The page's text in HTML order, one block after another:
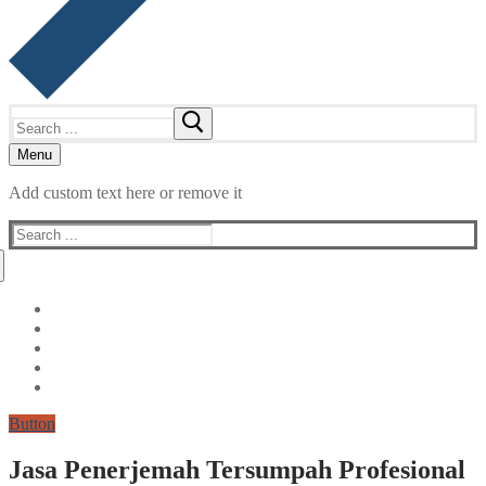
for:
Menu
Add custom text here or remove it
Search
for:
Button
Jasa Penerjemah Tersumpah Profesional